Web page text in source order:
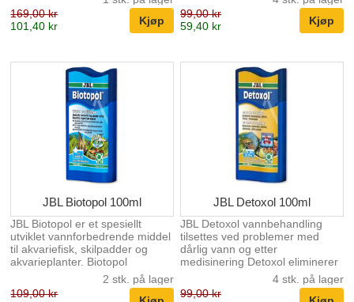
stoffer i springvann:
nøytraliserer kobber, bly og sink,
samt klor og kloramin Sunt
med aloe vera Beskyttelse mot
stress og styrking av
immunforsvaret takket være
vitamin B-kompleks Bruk: 10
ml/40 l vann.
169,00 kr
101,40 kr
lokket. Bland vannet etter hver
dose JBL pH-Minus. Ved behov
kan man gi en dose till etter 24
f.eks med JBL pH Test Set 3,0-
10 och JBL CH Test Set. Doser
alltid for hela akvarieinnholdet.
99,00 kr
59,40 kr
JBL Biotopol 100ml
JBL Biotopol er et spesiellt
utviklet vannforbedrende middel
til akvariefisk, skilpadder og
akvarieplanter. Biotopol
nøytraliserer alt av tungmetaller
som kobber, bly og sink samt
2 stk. på lager
109,00 kr
JBL Detoxol 100ml
JBL Detoxol vannbehandling
tilsettes ved problemer med
dårlig vann og etter
medisinering Detoxol eliminerer
umiddelbart stoffer som
ammoniakk, nitritt, nitrat, klorid,
4 stk. på lager
99,00 kr